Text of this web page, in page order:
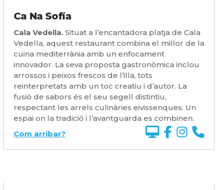
Ca Na Sofía
Cala Vedella.Situat a l’encantadora platja de Cala
Vedella, aquest restaurant combina el millor de la
cuina mediterrània amb un enfocament
innovador. La seva proposta gastronòmica inclou
arrossos i peixos frescos de l’illa, tots
reinterpretats amb un toc creatiu i d’autor. La
fusió de sabors és el seu segell distintiu,
respectant les arrels culinàries eivissenques. Un
espai on la tradició i l’avantguarda es combinen.
Com arribar?